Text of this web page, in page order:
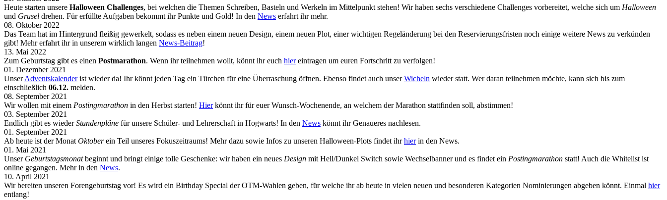
Heute starten unsere Halloween Challenges, bei welchen die Themen Schreiben, Basteln und Werkeln im Mittelpunkt stehen! Wir haben sechs verschiedene Challenges vorbereitet, welche sich um Halloween
und Grusel drehen. Für erfüllte Aufgaben bekommt ihr Punkte und Gold! In den News erfahrt ihr mehr.
08. Oktober 2022
Das Team hat im Hintergrund fleißig gewerkelt, sodass es neben einem neuen Design, einem neuen Plot, einer wichtigen Regeländerung bei den Reservierungsfristen noch einige weitere News zu verkünden
gibt! Mehr erfahrt ihr in unserem wirklich langen News-Beitrag!
13. Mai 2022
Zum Geburtstag gibt es einen Postmarathon. Wenn ihr teilnehmen wollt, könnt ihr euch hiereintragen um euren Fortschritt zu verfolgen!
01. Dezember 2021
UnserAdventskalenderist wieder da! Ihr könnt jeden Tag ein Türchen für eine Überraschung öffnen. Ebenso findet auch unserWicheln wieder statt. Wer daran teilnehmen möchte, kann sich bis zum
einschließlich 06.12. melden.
08. September 2021
Wir wollen mit einem Postingmarathon in den Herbst starten! Hierkönnt ihr für euer Wunsch-Wochenende, an welchem der Marathon stattfinden soll, abstimmen!
03. September 2021
Endlich gibt es wiederStundenpläne für unsere Schüler- und Lehrerschaft in Hogwarts! In den News könnt ihr Genaueres nachlesen.
01. September 2021
Ab heute ist der Monat Oktoberein Teil unseres Fokuszeitraums! Mehr dazu sowie Infos zu unseren Halloween-Plots findet ihrhierin den News.
01. Mai 2021
Unser Geburtstagsmonatbeginnt und bringt einige tolle Geschenke: wir haben ein neues Design mit Hell/Dunkel Switch sowie Wechselbanner und es findet ein Postingmarathon statt! Auch die Whitelist ist
online gegangen. Mehr in den News.
10. April 2021
Wir bereiten unseren Forengeburtstag vor! Es wird ein Birthday Special der OTM-Wahlen geben, für welche ihr ab heute in vielen neuen und besonderen Kategorien Nominierungen abgeben könnt. Einmal hier
entlang!